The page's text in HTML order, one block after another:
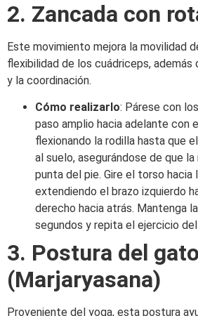
2. Zancada con
Este movimiento mejora la movilidad
flexibilidad de los cuádriceps, además
y la coordinación.​
Cómo realizarlo: Párese con
paso amplio hacia adelante con
flexionando la rodilla hasta que
al suelo, asegurándose de que
punta del pie. Gire el torso hacia
extendiendo el brazo izquierdo
derecho hacia atrás. Mantenga
segundos y repita el ejercicio
3. Postura del gato
(Marjaryasana)
Proveniente del yoga, esta postura